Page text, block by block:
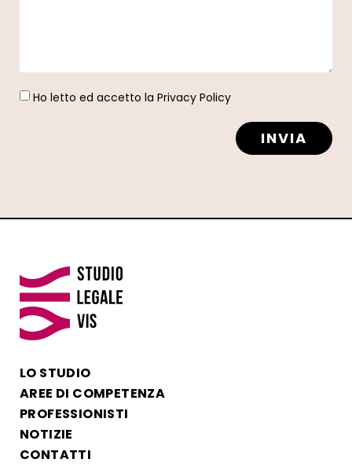
Ho letto ed accetto la Privacy Policy
INVIA
LO STUDIO
AREE DI COMPETENZA
PROFESSIONISTI
NOTIZIE
CONTATTI